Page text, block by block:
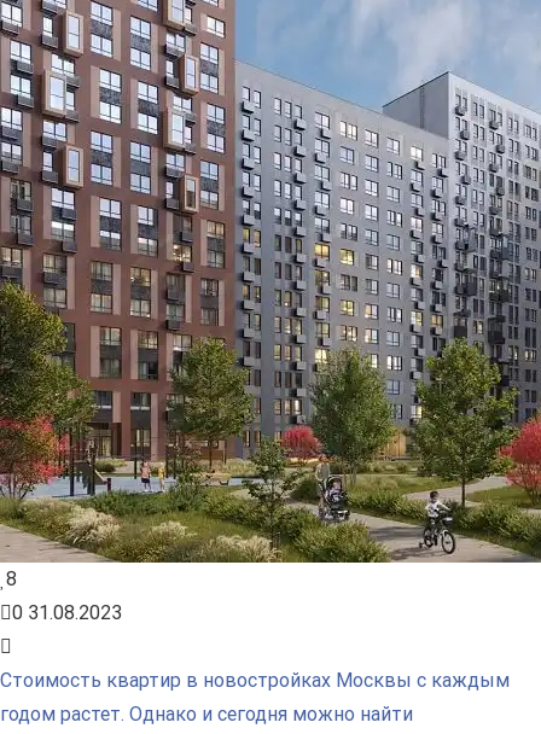
8
0 31.08.2023
Стоимость квартир в новостройках Москвы с каждым
годом растет. Однако и сегодня можно найти